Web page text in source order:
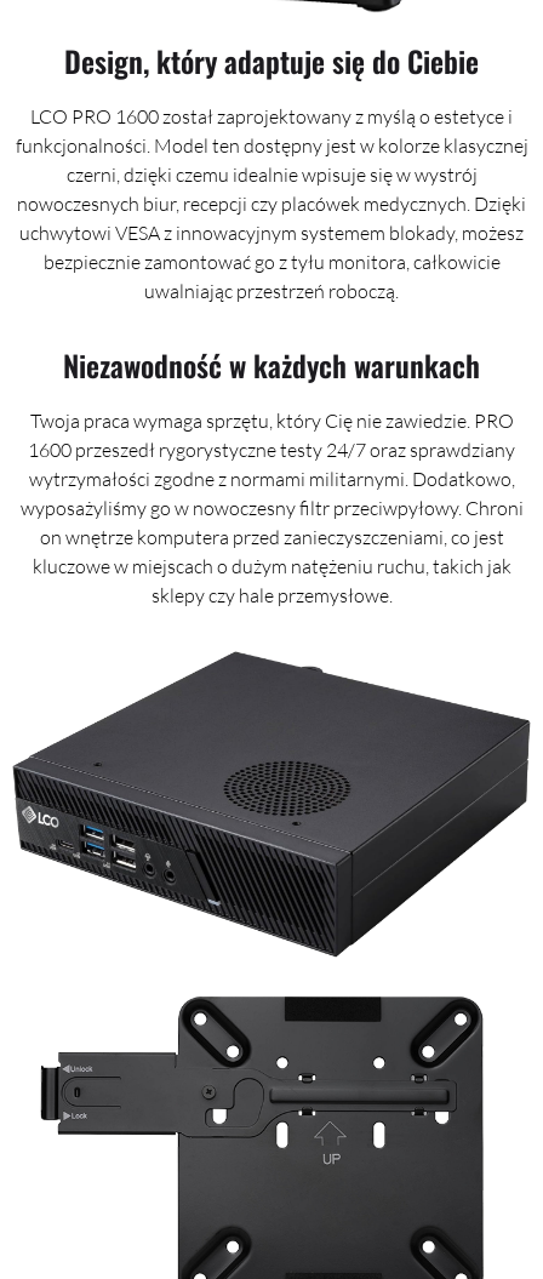
Design, który adaptuje się do Ciebie
LCO PRO 1600 został zaprojektowany z myślą o estetyce i
funkcjonalności. Model ten dostępny jest w kolorze klasycznej
czerni, dzięki czemu idealnie wpisuje się w wystrój
nowoczesnych biur, recepcji czy placówek medycznych. Dzięki
uchwytowi VESA z innowacyjnym systemem blokady, możesz
bezpiecznie zamontować go z tyłu monitora, całkowicie
uwalniając przestrzeń roboczą.
Niezawodność w każdych warunkach
Twoja praca wymaga sprzętu, który Cię nie zawiedzie. PRO
1600 przeszedł rygorystyczne testy 24/7 oraz sprawdziany
wytrzymałości zgodne z normami militarnymi. Dodatkowo,
wyposażyliśmy go w nowoczesny filtr przeciwpyłowy. Chroni
on wnętrze komputera przed zanieczyszczeniami, co jest
kluczowe w miejscach o dużym natężeniu ruchu, takich jak
sklepy czy hale przemysłowe.